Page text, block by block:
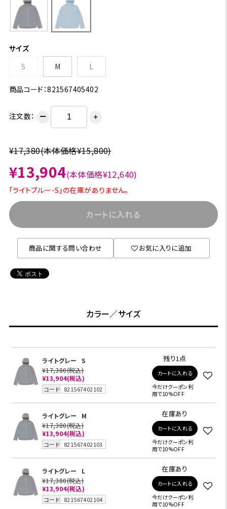
サイズ
S
M L
商品コード：821567405402
注文数： ー ＋
¥17,380(本体価格¥15,800)
¥13,904(本体価格¥12,640)
「ライトブルー-S」の在庫がありません。
カートに入れる
商品に関する問い合わせ お気に入りに追加
カラー／サイズ
ライトグレー
S
¥17,380(税込)
¥13,904(税込)
コード 821567402102
残り1点
カートに入れる
今だけクーポン利
用で10%OFF
ライトグレー
M
¥17,380(税込)
¥13,904(税込)
コード 821567402103
在庫あり
カートに入れる
今だけクーポン利
用で10%OFF
ライトグレー
L
¥17,380(税込)
¥13,904(税込)
コード 821567402104
在庫あり
カートに入れる
今だけクーポン利
用で10%OFF